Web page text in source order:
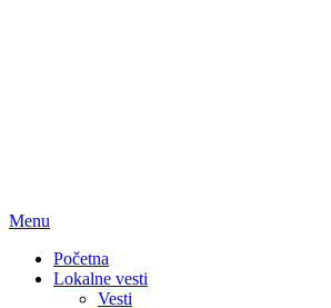
Menu
Početna
Lokalne vesti
Vesti